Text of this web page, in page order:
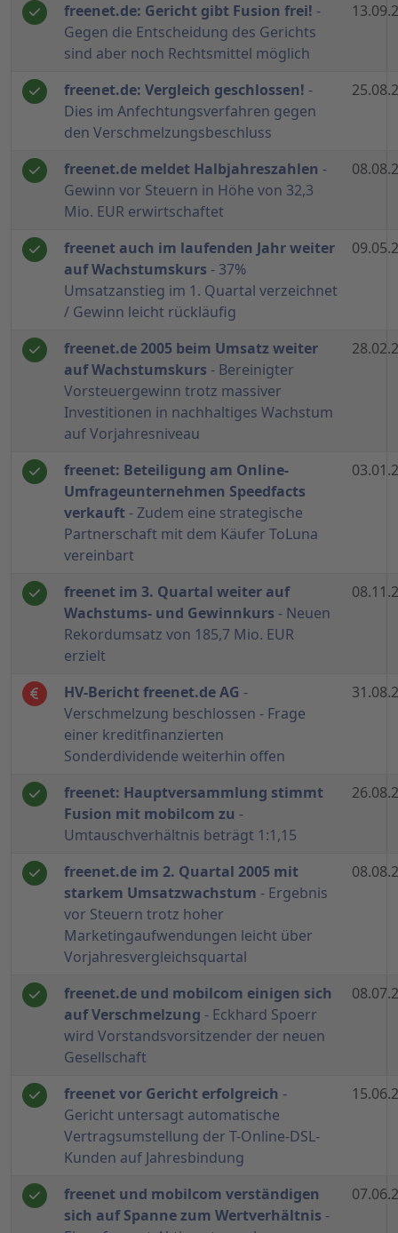
freenet.de: Gericht gibt Fusion frei! -
Gegen die Entscheidung des Gerichts
sind aber noch Rechtsmittel möglich
freenet.de: Vergleich geschlossen! -
Dies im Anfechtungsverfahren gegen
den Verschmelzungsbeschluss
freenet.de meldet Halbjahreszahlen -
Gewinn vor Steuern in Höhe von 32,3
Mio. EUR erwirtschaftet
freenet auch im laufenden Jahr weiter
auf Wachstumskurs - 37%
Umsatzanstieg im 1. Quartal verzeichnet
/ Gewinn leicht rückläufig
freenet.de 2005 beim Umsatz weiter
auf Wachstumskurs - Bereinigter
Vorsteuergewinn trotz massiver
Investitionen in nachhaltiges Wachstum
auf Vorjahresniveau
freenet: Beteiligung am Online-
Umfrageunternehmen Speedfacts
verkauft- Zudem eine strategische
Partnerschaft mit dem Käufer ToLuna
vereinbart
freenet im 3. Quartal weiter auf
Wachstums- und Gewinnkurs - Neuen
Rekordumsatz von 185,7 Mio. EUR
erzielt
HV-Bericht freenet.de AG -
Verschmelzung beschlossen - Frage
einer kreditfinanzierten
Sonderdividende weiterhin offen
freenet: Hauptversammlung stimmt
Fusion mit mobilcom zu -
Umtauschverhältnis beträgt 1:1,15
freenet.de im 2. Quartal 2005 mit
starkem Umsatzwachstum - Ergebnis
vor Steuern trotz hoher
Marketingaufwendungen leicht über
Vorjahresvergleichsquartal
freenet.de und mobilcom einigen sich
auf Verschmelzung - Eckhard Spoerr
wird Vorstandsvorsitzender der neuen
Gesellschaft
freenet vor Gericht erfolgreich -
Gericht untersagt automatische
Vertragsumstellung der T-Online-DSL-
Kunden auf Jahresbindung
freenet und mobilcom verständigen
sich auf Spanne zum Wertverhältnis -